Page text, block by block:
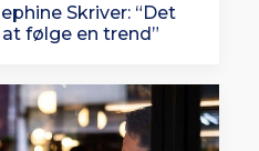
Skriver: “Det
følge en trend”